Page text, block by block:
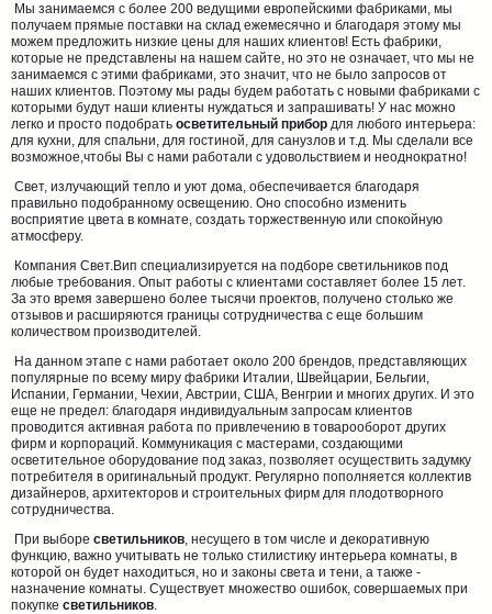
Мы занимаемся с более 200 ведущими европейскими фабриками, мы
получаем прямые поставки на склад ежемесячно и благодаря этому мы
можем предложить низкие цены для наших клиентов! Есть фабрики,
которые не представлены на нашем сайте, но это не означает, что мы не
занимаемся с этими фабриками, это значит, что не было запросов от
наших клиентов. Поэтому мы рады будем работать с новыми фабриками с
которыми будут наши клиенты нуждаться и запрашивать! У нас можно
легко и просто подобрать осветительный прибор для любого интерьера:
для кухни, для спальни, для гостиной, для санузлов и т.д. Мы сделали все
возможное,чтобы Вы с нами работали с удовольствием и неоднократно!
Свет, излучающий тепло и уют дома, обеспечивается благодаря
правильно подобранному освещению. Оно способно изменить
восприятие цвета в комнате, создать торжественную или спокойную
атмосферу.
Компания Свет.Вип специализируется на подборе светильников под
любые требования. Опыт работы с клиентами составляет более 15 лет.
За это время завершено более тысячи проектов, получено столько же
отзывов и расширяются границы сотрудничества с еще большим
количеством производителей.
На данном этапе с нами работает около 200 брендов, представляющих
популярные по всему миру фабрики Италии, Швейцарии, Бельгии,
Испании, Германии, Чехии, Австрии, США, Венгрии и многих других. И это
еще не предел: благодаря индивидуальным запросам клиентов
проводится активная работа по привлечению в товарооборот других
фирм и корпораций. Коммуникация с мастерами, создающими
осветительное оборудование под заказ, позволяет осуществить задумку
потребителя в оригинальный продукт. Регулярно пополняется коллектив
дизайнеров, архитекторов и строительных фирм для плодотворного
сотрудничества.
При выборе светильников, несущего в том числе и декоративную
функцию, важно учитывать не только стилистику интерьера комнаты, в
которой он будет находиться, но и законы света и тени, а также -
назначение комнаты. Существует множество ошибок, совершаемых при
покупке светильников.